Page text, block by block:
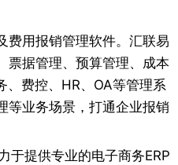
费用报销管理软件。汇联易
票据管理、预算管理、成本
费控、HR、OA等管理系
等业务场景，打通企业报销
于提供专业的电子商务ERP